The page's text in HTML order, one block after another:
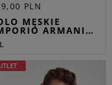
PLN
MĘSKIE
ARMANI…